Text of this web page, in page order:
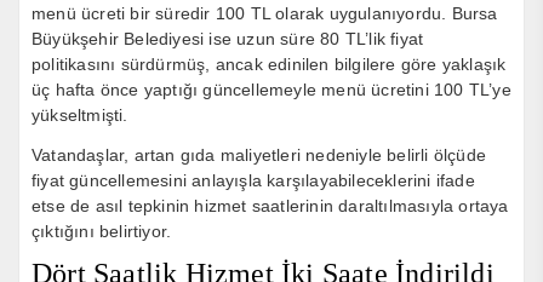
menü ücreti bir süredir 100 TL olarak uygulanıyordu. Bursa
Büyükşehir Belediyesi ise uzun süre 80 TL’lik fiyat
politikasını sürdürmüş, ancak edinilen bilgilere göre yaklaşık
üç hafta önce yaptığı güncellemeyle menü ücretini 100 TL’ye
yükseltmişti.
Vatandaşlar, artan gıda maliyetleri nedeniyle belirli ölçüde
fiyat güncellemesini anlayışla karşılayabileceklerini ifade
etse de asıl tepkinin hizmet saatlerinin daraltılmasıyla ortaya
çıktığını belirtiyor.
Dört Saatlik Hizmet İki Saate İndirildi